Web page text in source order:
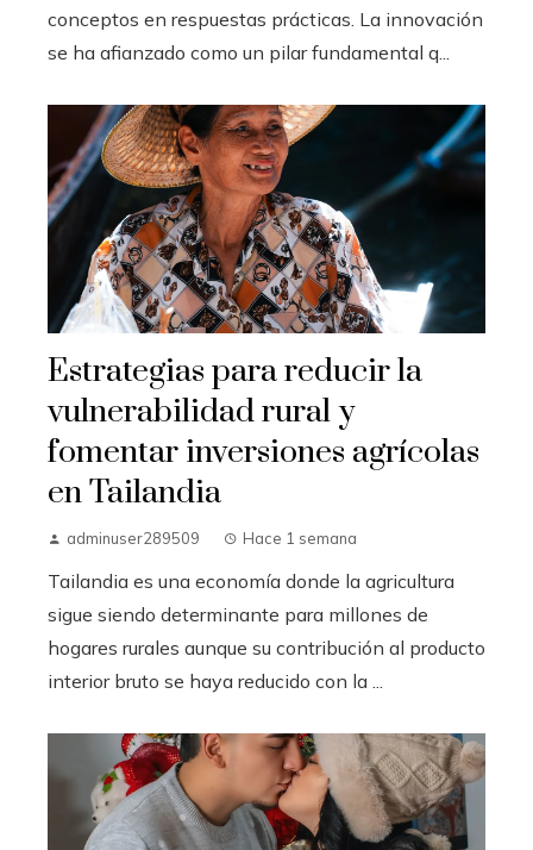
conceptos en respuestas prácticas. La innovación
se ha afianzado como un pilar fundamental q...
Estrategias para reducir la
vulnerabilidad rural y
fomentar inversiones agrícolas
en Tailandia
adminuser289509 Hace 1 semana
Tailandia es una economía donde la agricultura
sigue siendo determinante para millones de
hogares rurales aunque su contribución al producto
interior bruto se haya reducido con la ...